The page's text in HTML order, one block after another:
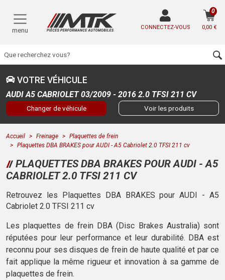
menu CONNECTEZ-VOUS 0,00 €
0
VOTRE VÉHICULE
AUDI A5 CABRIOLET 03/2009 - 2016 2.0 TFSI 211 CV
Changer de véhicule Voir les produits
Accueil Freinage
Plaquettes de frein
Plaquettes DBA BRAKES pour AUDI - A5 Cabriolet 2.0 TFSI 211 cv
PLAQUETTES DBA BRAKES POUR AUDI - A5
CABRIOLET 2.0 TFSI 211 CV
Retrouvez les Plaquettes DBA BRAKES pour AUDI - A5
Cabriolet 2.0 TFSI 211 cv
Les plaquettes de frein DBA (Disc Brakes Australia) sont
réputées pour leur performance et leur durabilité. DBA est
reconnu pour ses disques de frein de haute qualité et par ce
fait applique la même rigueur et innovation à sa gamme de
plaquettes de frein.